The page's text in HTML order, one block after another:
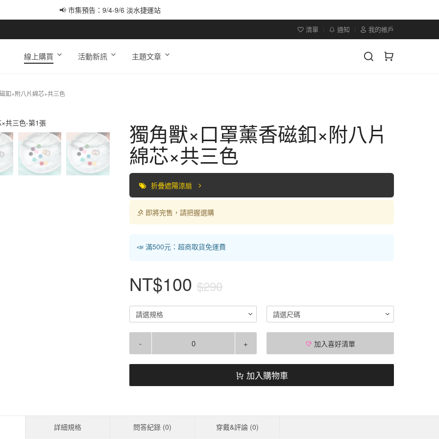
📢 市集預告：9/12-9/13 八里海巡基地
清單 通知 我的帳戶
線上購買 活動新訊 主題文章
釦×附八片綿芯×共三色
獨角獸×口罩薰香磁釦×附八片
綿芯×共三色
折疊遮陽涼扇
即將完售，請把握選購
📣 滿500元：超商取貨免運費
NT$100 $290
請選規格 請選尺碼
- + 加入喜好清單
加入購物車
詳細規格 問答紀錄 (0) 穿戴&評論 (0)